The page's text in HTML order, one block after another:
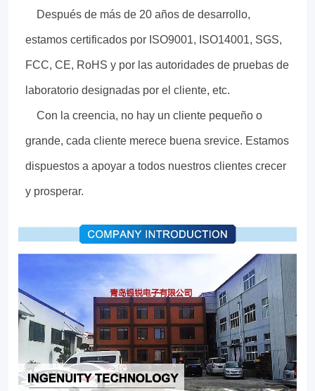
Después de más de 20 años de desarrollo,
estamos certificados por ISO9001, ISO14001, SGS,
FCC, CE, RoHS y por las autoridades de pruebas de
laboratorio designadas por el cliente, etc.
Con la creencia, no hay un cliente pequeño o
grande, cada cliente merece buena srevice. Estamos
dispuestos a apoyar a todos nuestros clientes crecer
y prosperar.